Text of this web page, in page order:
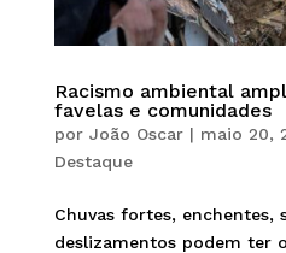
Racismo ambiental
favelas e comunidades
por João Oscar| maio 20,
Destaque
Chuvas fortes, enchentes,
deslizamentos podem ter